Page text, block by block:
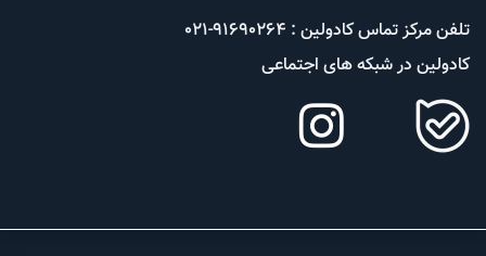
تلفن مرکز تماس کادولین : 91690264-021
کادولین در شبکه های اجتماعی